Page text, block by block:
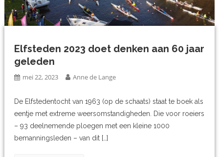
Elfsteden 2023 doet denken aan 60 jaar
geleden
mei 22, 2023 Anne de Lange
De Elfstedentocht van 1963 (op de schaats) staat te boek als
eentje met extreme weersomstandigheden. Die voor roeiers
– 93 deelnemende ploegen met een kleine 1000
bemanningsleden – van dit […]